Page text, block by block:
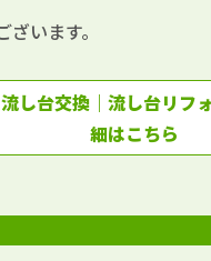
います。
流し台交換｜流し台リフ
細はこちら